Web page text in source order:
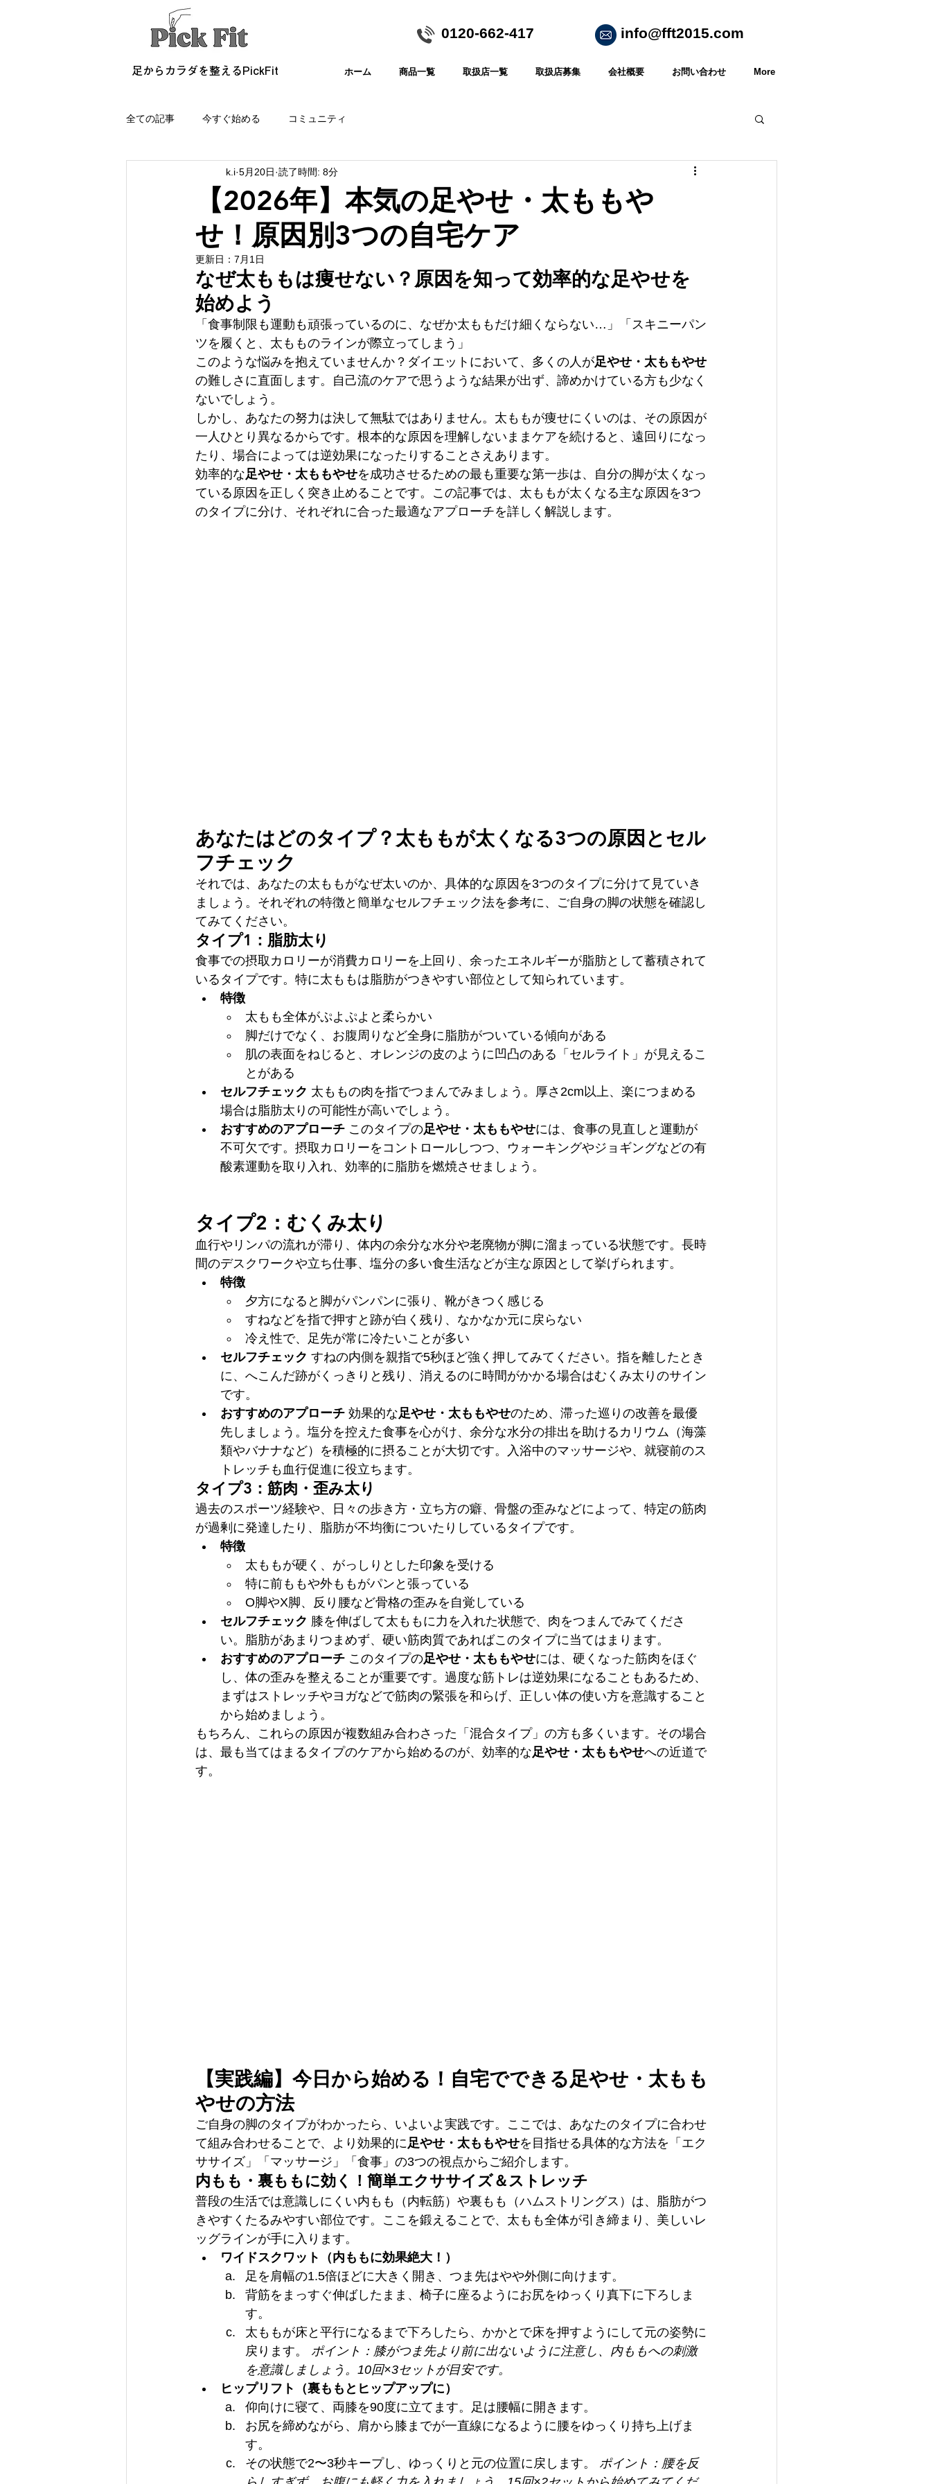
足からカラダを整えるPickFit
​0120-662-417 info@fft2015.com
ホーム 商品一覧 取扱店一覧 取扱店募集 会社概要 お問い合わせ More
全ての記事 今すぐ始める コミュニティ
【2026年】本気の足やせ・太ももや
せ！原因別3つの自宅ケア
k.i 5月20日 読了時間: 8分
更新日： 7月1日
なぜ太ももは痩せない？原因を知って効率的な足やせを
始めよう
「食事制限も運動も頑張っているのに、なぜか太ももだけ細くならない…」「スキニーパン
ツを履くと、太もものラインが際立ってしまう」
このような悩みを抱えていませんか？ダイエットにおいて、多くの人が足やせ・太ももやせ
の難しさに直面します。自己流のケアで思うような結果が出ず、諦めかけている方も少なく
ないでしょう。
しかし、あなたの努力は決して無駄ではありません。太ももが痩せにくいのは、その原因が
一人ひとり異なるからです。根本的な原因を理解しないままケアを続けると、遠回りになっ
たり、場合によっては逆効果になったりすることさえあります。
効率的な足やせ・太ももやせを成功させるための最も重要な第一歩は、自分の脚が太くなっ
ている原因を正しく突き止めることです。この記事では、太ももが太くなる主な原因を3つ
のタイプに分け、それぞれに合った最適なアプローチを詳しく解説します。
あなたはどのタイプ？太ももが太くなる3つの原因とセル
フチェック
それでは、あなたの太ももがなぜ太いのか、具体的な原因を3つのタイプに分けて見ていき
ましょう。それぞれの特徴と簡単なセルフチェック法を参考に、ご自身の脚の状態を確認し
てみてください。
タイプ1：脂肪太り
食事での摂取カロリーが消費カロリーを上回り、余ったエネルギーが脂肪として蓄積されて
いるタイプです。特に太ももは脂肪がつきやすい部位として知られています。
特徴
太もも全体がぷよぷよと柔らかい
脚だけでなく、お腹周りなど全身に脂肪がついている傾向がある
肌の表面をねじると、オレンジの皮のように凹凸のある「セルライト」が見えるこ
とがある
セルフチェック 太ももの肉を指でつまんでみましょう。厚さ2cm以上、楽につまめる
場合は脂肪太りの可能性が高いでしょう。
おすすめのアプローチ このタイプの足やせ・太ももやせには、食事の見直しと運動が
不可欠です。摂取カロリーをコントロールしつつ、ウォーキングやジョギングなどの有
酸素運動を取り入れ、効率的に脂肪を燃焼させましょう。
タイプ2：むくみ太り
血行やリンパの流れが滞り、体内の余分な水分や老廃物が脚に溜まっている状態です。長時
間のデスクワークや立ち仕事、塩分の多い食生活などが主な原因として挙げられます。
特徴
夕方になると脚がパンパンに張り、靴がきつく感じる
すねなどを指で押すと跡が白く残り、なかなか元に戻らない
冷え性で、足先が常に冷たいことが多い
セルフチェック すねの内側を親指で5秒ほど強く押してみてください。指を離したとき
に、へこんだ跡がくっきりと残り、消えるのに時間がかかる場合はむくみ太りのサイン
です。
おすすめのアプローチ 効果的な足やせ・太ももやせのため、滞った巡りの改善を最優
先しましょう。塩分を控えた食事を心がけ、余分な水分の排出を助けるカリウム（海藻
類やバナナなど）を積極的に摂ることが大切です。入浴中のマッサージや、就寝前のス
トレッチも血行促進に役立ちます。
タイプ3：筋肉・歪み太り
過去のスポーツ経験や、日々の歩き方・立ち方の癖、骨盤の歪みなどによって、特定の筋肉
が過剰に発達したり、脂肪が不均衡についたりしているタイプです。
特徴
太ももが硬く、がっしりとした印象を受ける
特に前ももや外ももがパンと張っている
O脚やX脚、反り腰など骨格の歪みを自覚している
セルフチェック 膝を伸ばして太ももに力を入れた状態で、肉をつまんでみてくださ
い。脂肪があまりつまめず、硬い筋肉質であればこのタイプに当てはまります。
おすすめのアプローチ このタイプの足やせ・太ももやせには、硬くなった筋肉をほぐ
し、体の歪みを整えることが重要です。過度な筋トレは逆効果になることもあるため、
まずはストレッチやヨガなどで筋肉の緊張を和らげ、正しい体の使い方を意識すること
から始めましょう。
もちろん、これらの原因が複数組み合わさった「混合タイプ」の方も多くいます。その場合
は、最も当てはまるタイプのケアから始めるのが、効率的な足やせ・太ももやせへの近道で
す。
【実践編】今日から始める！自宅でできる足やせ・太もも
やせの方法
ご自身の脚のタイプがわかったら、いよいよ実践です。ここでは、あなたのタイプに合わせ
て組み合わせることで、より効果的に足やせ・太ももやせを目指せる具体的な方法を「エク
ササイズ」「マッサージ」「食事」の3つの視点からご紹介します。
内もも・裏ももに効く！簡単エクササイズ＆ストレッチ
普段の生活では意識しにくい内もも（内転筋）や裏もも（ハムストリングス）は、脂肪がつ
きやすくたるみやすい部位です。ここを鍛えることで、太もも全体が引き締まり、美しいレ
ッグラインが手に入ります。
ワイドスクワット（内ももに効果絶大！）
足を肩幅の1.5倍ほどに大きく開き、つま先はやや外側に向けます。
背筋をまっすぐ伸ばしたまま、椅子に座るようにお尻をゆっくり真下に下ろしま
す。
太ももが床と平行になるまで下ろしたら、かかとで床を押すようにして元の姿勢に
戻ります。 ポイント：膝がつま先より前に出ないように注意し、内ももへの刺激
を意識しましょう。10回×3セットが目安です。
ヒップリフト（裏ももとヒップアップに）
仰向けに寝て、両膝を90度に立てます。足は腰幅に開きます。
お尻を締めながら、肩から膝までが一直線になるように腰をゆっくり持ち上げま
す。
その状態で2〜3秒キープし、ゆっくりと元の位置に戻します。 ポイント：腰を反